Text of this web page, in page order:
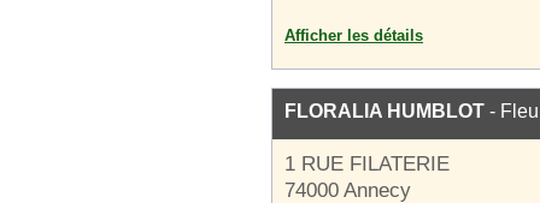
Afficher les détails
FLORALIA HUMBLOT -
1 RUE FILATERIE
74000 Annecy